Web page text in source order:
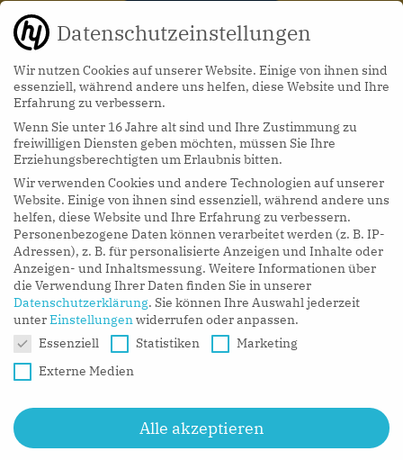
hy Podcasts
LISTEN NOW
Datenschutzeinstellungen
Wir nutzen Cookies auf unserer Website. Einige von ihnen sind
essenziell, während andere uns helfen, diese Website und Ihre
Erfahrung zu verbessern.
Wenn Sie unter 16 Jahre alt sind und Ihre Zustimmung zu
freiwilligen Diensten geben möchten, müssen Sie Ihre
Erziehungsberechtigten um Erlaubnis bitten.
Wir verwenden Cookies und andere Technologien auf unserer
Website. Einige von ihnen sind essenziell, während andere uns
helfen, diese Website und Ihre Erfahrung zu verbessern.
Personenbezogene Daten können verarbeitet werden (z. B. IP-
Adressen), z. B. für personalisierte Anzeigen und Inhalte oder
Anzeigen- und Inhaltsmessung. Weitere Informationen über
die Verwendung Ihrer Daten finden Sie in unserer
Datenschutzerklärung. Sie können Ihre Auswahl jederzeit
unterEinstellungenwiderrufen oder anpassen.
Datenschutzeinstellungen
Essenziell Statistiken
Marketing
Externe Medien
Alle akzeptieren